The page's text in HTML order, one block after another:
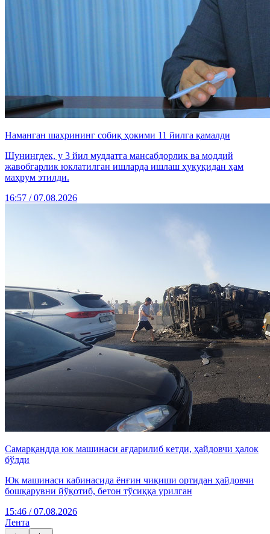
Наманган шаҳрининг собиқ ҳокими 11 йилга қамалди
Шунингдек, у 3 йил муддатга мансабдорлик ва моддий
жавобгарлик юклатилган ишларда ишлаш ҳуқуқидан ҳам
маҳрум этилди.
16:57 / 07.08.2026
Самарқандда юк машинаси ағдарилиб кетди, ҳайдовчи ҳалок
бўлди
Юк машинаси кабинасида ёнғин чиқиши ортидан ҳайдовчи
бошқарувни йўқотиб, бетон тўсиққа урилган
15:46 / 07.08.2026
Лента